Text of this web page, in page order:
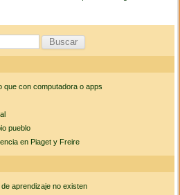
que con computadora o apps
pueblo
en Piaget y Freire
aprendizaje no existen